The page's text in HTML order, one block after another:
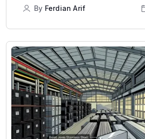
By Ferdian Arif